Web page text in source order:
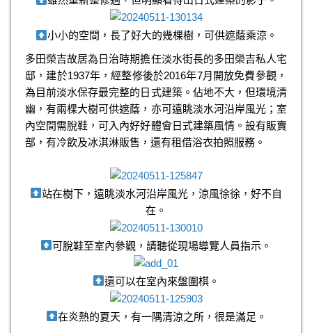
小小的空間，長了好大的幾棵樹，可供遮蔭乘涼。
多田榮吉故居為日治時期擔任淡水街長的多田榮吉私人宅
邸，建於1937年，經整修後於2016年7月開放免費參觀，
為目前淡水保存最完整的日式建築。佔地不大，但環境清
幽，有兩棵大樹可供遮蔭，亦可遠眺淡水河沿岸風光；室
內空間需脫鞋，可入內好好體會日式建築風情。設有販賣
部，有冷飲及冰淇淋販售，還有租借浴衣拍照服務。
站在樹下，遠眺淡水河沿岸風光，涼風徐徐，好不自
在。
可脫鞋至室內參觀，請聽從現場導覽人員指示。
還可以在室內來盤圍棋。
在炎熱的夏天，有一隅清涼之所，很是滿足。